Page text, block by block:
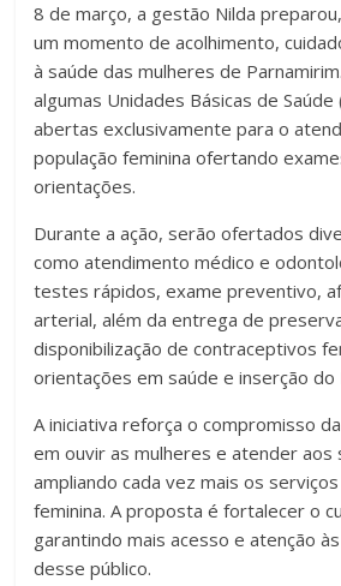
8 de março, a gestão Nilda
um momento de acolhimento,
à saúde das mulheres de
algumas Unidades Básicas de
abertas exclusivamente para o
população feminina ofertando
orientações.
Durante a ação, serão ofertados
como atendimento médico e
testes rápidos, exame preventivo,
arterial, além da entrega de
disponibilização de contraceptivos
orientações em saúde e inserção do
A iniciativa reforça o compromisso
em ouvir as mulheres e atender aos
ampliando cada vez mais os
feminina. A proposta é fortalecer o
garantindo mais acesso e atenção
desse público.